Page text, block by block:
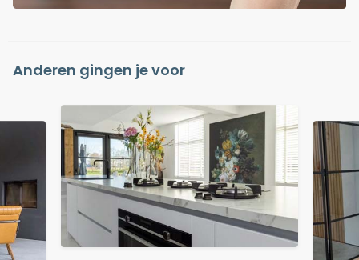
Anderen gingen je voor